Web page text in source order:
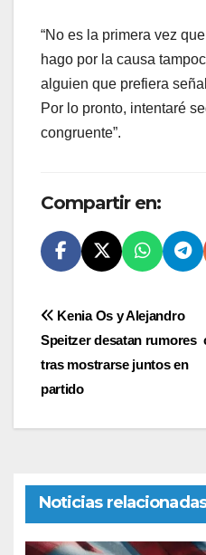
“No es la primera vez
hago por la causa
alguien que prefiera
Por lo pronto, intentaré
congruente”.
Compartir en:
Navegación
de
entradas
Kenia Os y Alejandro
Speitzer desatan rumores
tras mostrarse juntos en
partido
Noticias relacionadas